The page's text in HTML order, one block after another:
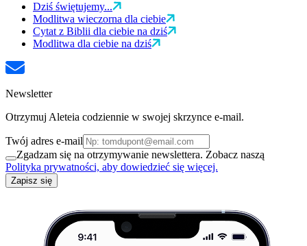
Dziś świętujemy...
Modlitwa wieczorna dla ciebie
Cytat z Biblii dla ciebie na dziś
Modlitwa dla ciebie na dziś
Newsletter
Otrzymuj Aleteia codziennie w swojej skrzynce e-mail.
Twój adres e-mail
Zgadzam się na otrzymywanie newslettera. Zobacz naszą
Polityka prywatności, aby dowiedzieć się więcej.
Zapisz się